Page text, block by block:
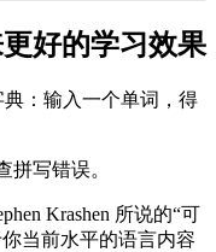
好的学习效果
：输入一个单词，得
拼写错误。
Krashen 所说的“可
当前水平的语言内容